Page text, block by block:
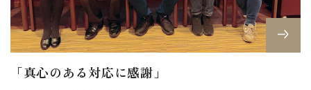
「真心のある対応に感謝」